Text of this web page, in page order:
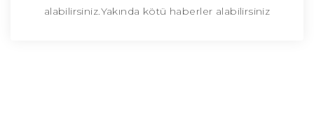
alabilirsiniz.Yakında kötü haberler alabilirsiniz